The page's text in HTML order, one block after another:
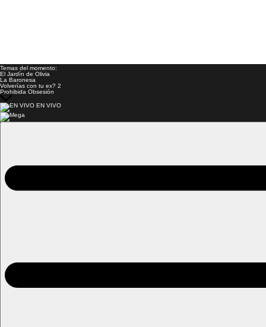
Temas del momento:
El Jardín de Olivia
La Baronesa
Volverías con tu ex? 2
Prohibida Obsesión
EN VIVO